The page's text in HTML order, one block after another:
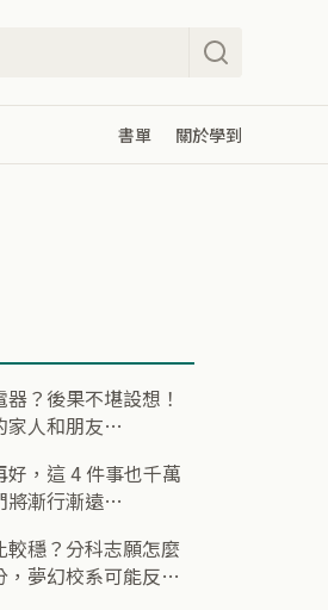
書單 關於學到
？後果不堪設想！
家人和朋友…
，這 4 件事也千萬
將漸行漸遠…
較穩？分科志願怎麼
夢幻校系可能反而